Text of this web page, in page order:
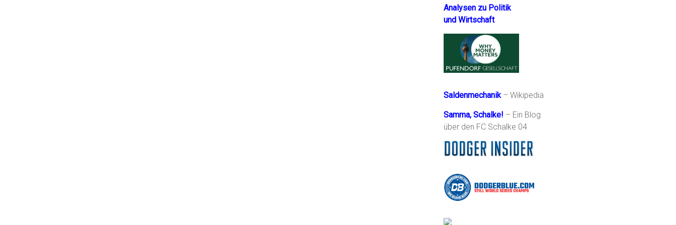
Analysen zu Politik
und Wirtschaft
Saldenmechanik– Wikipedia
Samma, Schalke! – Ein Blog
über den FC Schalke 04